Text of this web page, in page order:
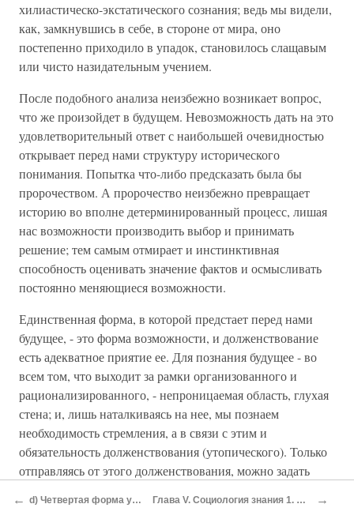
хилиастическо-экстатического сознания; ведь мы видели,
как, замкнувшись в себе, в стороне от мира, оно
постепенно приходило в упадок, становилось слащавым
или чисто назидательным учением.
После подобного анализа неизбежно возникает вопрос,
что же произойдет в будущем. Невозможность дать на это
удовлетворительный ответ с наибольшей очевидностью
открывает перед нами структуру исторического
понимания. Попытка что-либо предсказать была бы
пророчеством. А пророчество неизбежно превращает
историю во вполне детерминированный процесс, лишая
нас возможности производить выбор и принимать
решение; тем самым отмирает и инстинктивная
способность оценивать значение фактов и осмысливать
постоянно меняющиеся возможности.
Единственная форма, в которой предстает перед нами
будущее, - это форма возможности, и долженствование
есть адекватное приятие ее. Для познания будущее - во
всем том, что выходит за рамки организованного и
рационализированного, - непроницаемая область, глухая
стена; и, лишь наталкиваясь на нее, мы познаем
необходимость стремления, а в связи с этим и
обязательность долженствования (утопического). Только
отправляясь от этого долженствования, можно задать
открывается и понимание истории. Наконец становится
← d) Четвертая форма утопического сознания: социалистическо-коммунистическая утопия Глава V. Социология знания 1. Сущность социологии знания и ее границы а) Определение социологии знания и ее разделы →